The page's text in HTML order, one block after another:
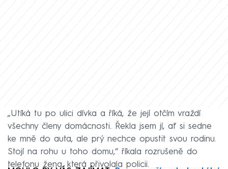
„Utíká tu po ulici dívka a říká, že její otčím vraždí
všechny členy domácnosti. Řekla jsem jí, ať si sedne
ke mně do auta, ale prý nechce opustit svou rodinu.
Stojí na rohu u toho domu,“ říkala rozrušeně do
telefonu žena, která přivolala policii.